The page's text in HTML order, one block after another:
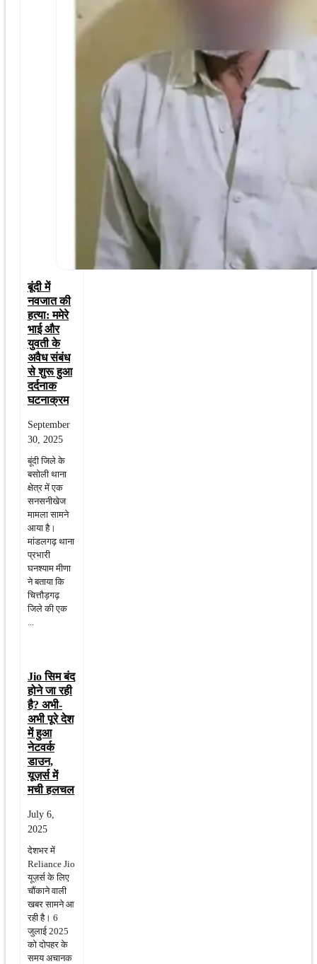
बूंदी में
नवजात की
हत्या: ममेरे
भाई और
युवती के
अवैध संबंध
से शुरू हुआ
दर्दनाक
घटनाक्रम
September
30, 2025
बूंदी जिले के
बसोली थाना
क्षेत्र में एक
सनसनीखेज
मामला सामने
आया है।
मांडलगढ़ थाना
प्रभारी
घनश्याम मीणा
ने बताया कि
चित्तौड़गढ़
जिले की एक
Jio सिम बंद
होने जा रही
है? अभी-
अभी पूरे देश
में हुआ
नेटवर्क
डाउन,
यूज़र्स में
मची हलचल
July 6,
2025
देशभर में
Reliance Jio
यूज़र्स के लिए
चौंकाने वाली
खबर सामने आ
रही है। 6
जुलाई 2025
को दोपहर के
समय अचानक